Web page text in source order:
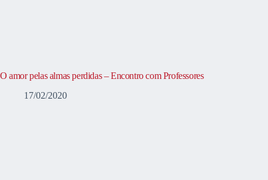
O amor pelas almas perdidas – Encontro com Professores
17/02/2020